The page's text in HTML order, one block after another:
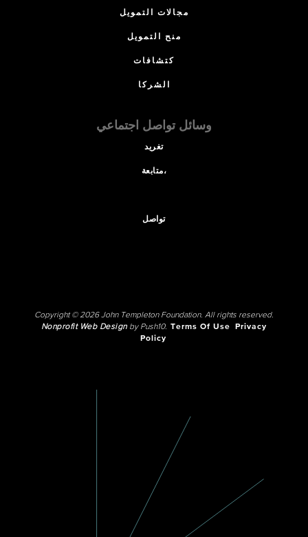
مجالات التمويل
منح التمويل
كتشافات
الشركا
وسائل تواصل اجتماعي
تغريد
متابعة،
تواصل
Copyright © 2026 John Templeton Foundation. All rights reserved.
Nonprofit Web Designby Push10. Terms Of Use
Privacy
Policy